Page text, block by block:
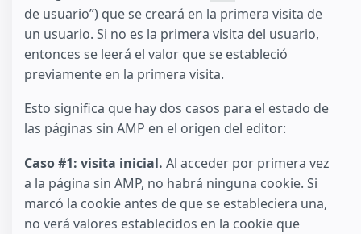
de usuario”) que se creará en la primera visita de
un usuario. Si no es la primera visita del usuario,
entonces se leerá el valor que se estableció
previamente en la primera visita.
Esto significa que hay dos casos para el estado de
las páginas sin AMP en el origen del editor:
Caso #1: visita inicial. Al acceder por primera vez
a la página sin AMP, no habrá ninguna cookie. Si
marcó la cookie antes de que se estableciera una,
no verá valores establecidos en la cookie que